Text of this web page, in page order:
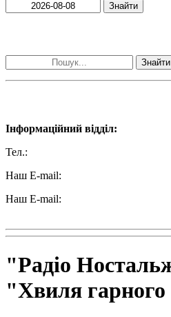
Знайти
Знайти
Інформаційний відділ:
Тел.:
Наш E-mail:
Наш E-mail:
"Радіо
"Хвиля